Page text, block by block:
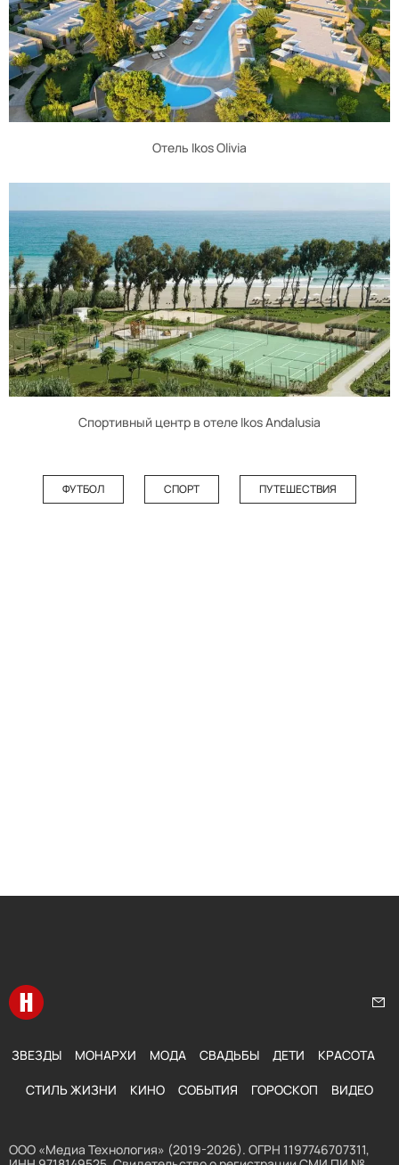
Отель Ikos Olivia
Спортивный центр в отеле Ikos Andalusia
ФУТБОЛ СПОРТ ПУТЕШЕСТВИЯ
Перейти на главную
ЗВЕЗДЫ МОНАРХИ МОДА СВАДЬБЫ ДЕТИ КРАСОТА
СТИЛЬ ЖИЗНИ КИНО СОБЫТИЯ ГОРОСКОП ВИДЕО
ООО «Медиа Технология» (2019-2026). ОГРН 1197746707311,